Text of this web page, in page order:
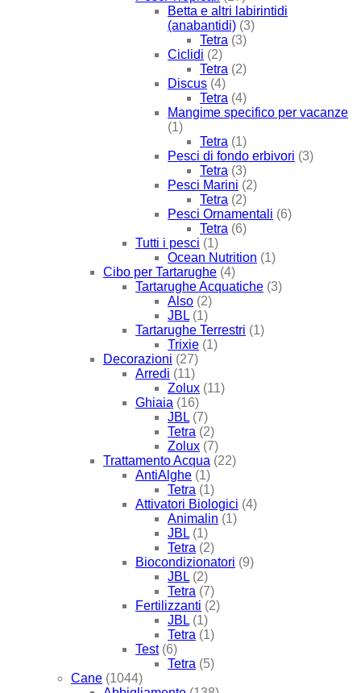
Betta e altri labirintidi
(anabantidi) (3)
Tetra (3)
Ciclidi (2)
Tetra (2)
Discus (4)
Tetra (4)
Mangime specifico per vacanze
(1)
Tetra (1)
Pesci di fondo erbivori (3)
Tetra (3)
Pesci Marini (2)
Tetra (2)
Pesci Ornamentali (6)
Tetra (6)
Tutti i pesci (1)
Ocean Nutrition (1)
Cibo per Tartarughe (4)
Tartarughe Acquatiche (3)
Also (2)
JBL (1)
Tartarughe Terrestri (1)
Trixie (1)
Decorazioni (27)
Arredi (11)
Zolux (11)
Ghiaia (16)
JBL (7)
Tetra (2)
Zolux (7)
Trattamento Acqua (22)
AntiAlghe (1)
Tetra (1)
Attivatori Biologici (4)
Animalin (1)
JBL (1)
Tetra (2)
Biocondizionatori (9)
JBL (2)
Tetra (7)
Fertilizzanti (2)
JBL (1)
Tetra (1)
Test (6)
Tetra (5)
Cane (1044)